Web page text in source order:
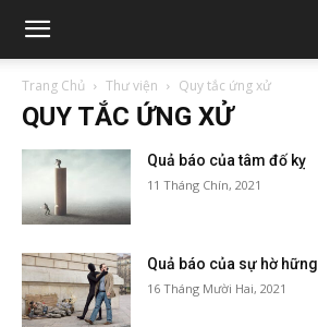
Trang Chủ Thư viện Quy tắc ứng xử
QUY TẮC ỨNG XỬ
Quả báo của tâm đố kỵ
11 Tháng Chín, 2021
Quả báo của sự hờ hững
16 Tháng Mười Hai, 2021